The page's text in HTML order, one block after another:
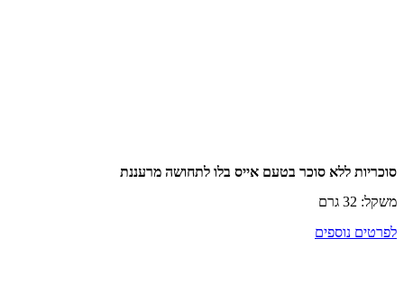
ללא סוכר בטעם אייס בלו לתחושה מרעננת
נוספים